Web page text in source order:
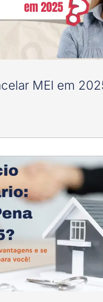
MEI em